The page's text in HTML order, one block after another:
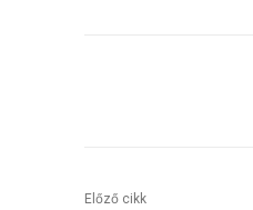
Előző cikk